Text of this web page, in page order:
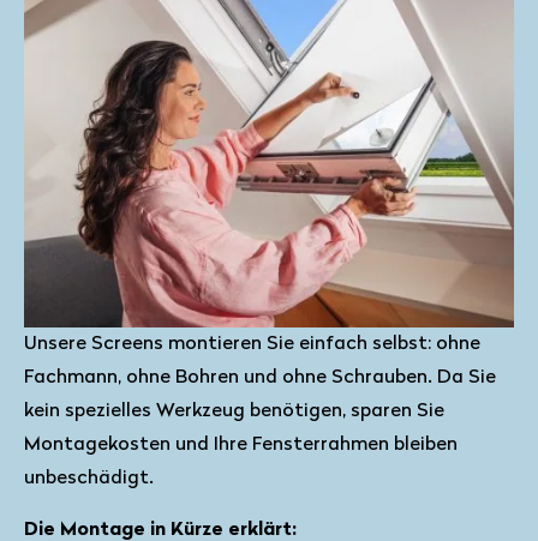
Unsere Screens montieren Sie einfach selbst: ohne
Fachmann, ohne Bohren und ohne Schrauben. Da Sie
kein spezielles Werkzeug benötigen, sparen Sie
Montagekosten und Ihre Fensterrahmen bleiben
unbeschädigt.
Die Montage in Kürze erklärt: